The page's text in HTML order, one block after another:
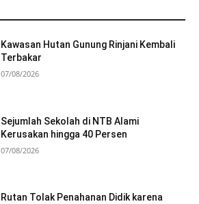
Kawasan Hutan Gunung Rinjani Kembali
Terbakar
07/08/2026
Sejumlah Sekolah di NTB Alami
Kerusakan hingga 40 Persen
07/08/2026
Rutan Tolak Penahanan Didik karena